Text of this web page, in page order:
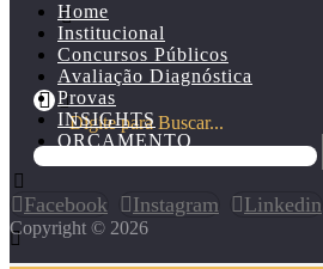
Digite para Buscar...
Home
Institucional
Concursos Públicos
Avaliação Diagnóstica
Provas
INSIGHTS
ORÇAMENTO
Facebook Instagram Linkedin
Copyright © 2026